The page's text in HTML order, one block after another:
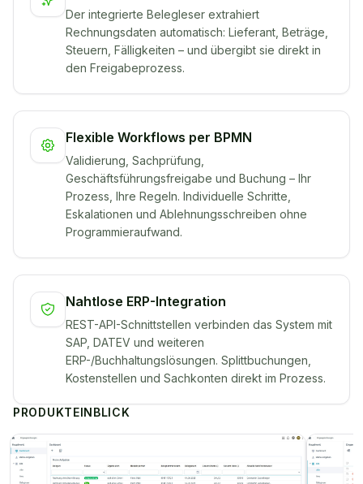
Der integrierte Belegleser extrahiert
Rechnungsdaten automatisch: Lieferant, Beträge,
Steuern, Fälligkeiten – und übergibt sie direkt in
den Freigabeprozess.
Flexible Workflows per BPMN
Validierung, Sachprüfung,
Geschäftsführungsfreigabe und Buchung – Ihr
Prozess, Ihre Regeln. Individuelle Schritte,
Eskalationen und Ablehnungsschreiben ohne
Programmieraufwand.
Nahtlose ERP-Integration
REST-API-Schnittstellen verbinden das System mit
SAP, DATEV und weiteren
ERP-/Buchhaltungslösungen. Splittbuchungen,
Kostenstellen und Sachkonten direkt im Prozess.
PRODUKTEINBLICK